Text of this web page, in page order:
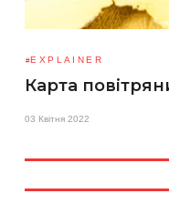
EXPLAINER
Карта
03 Квітня 2022